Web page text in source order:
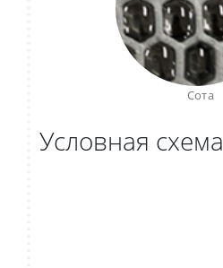
Сота
Условная схема